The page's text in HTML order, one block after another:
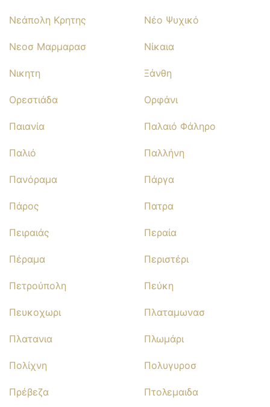
Νεάπολη Κρητης Νέο Ψυχικό
Νεοσ Μαρμαρασ Νίκαια
Νικητη Ξάνθη
Ορεστιάδα Ορφάνι
Παιανία Παλαιό Φάληρο
Παλιό Παλλήνη
Πανόραμα Πάργα
Πάρος Πατρα
Πειραιάς Περαία
Πέραμα Περιστέρι
Πετρούπολη Πεύκη
Πευκοχωρι Πλαταμωνασ
Πλατανια Πλωμάρι
Πολίχνη Πολυγυροσ
Πρέβεζα Πτολεμαιδα